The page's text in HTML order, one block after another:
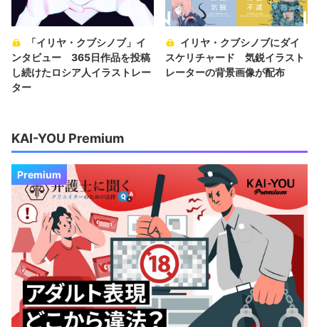
「イリヤ・クブシノブ」イ
ンタビュー 365日作品を投稿
し続けたロシア人イラストレー
ター
イリヤ・クブシノブにダイ
スケリチャード 気鋭イラスト
レーターの背景画像が配布
KAI-YOU Premium
Premium